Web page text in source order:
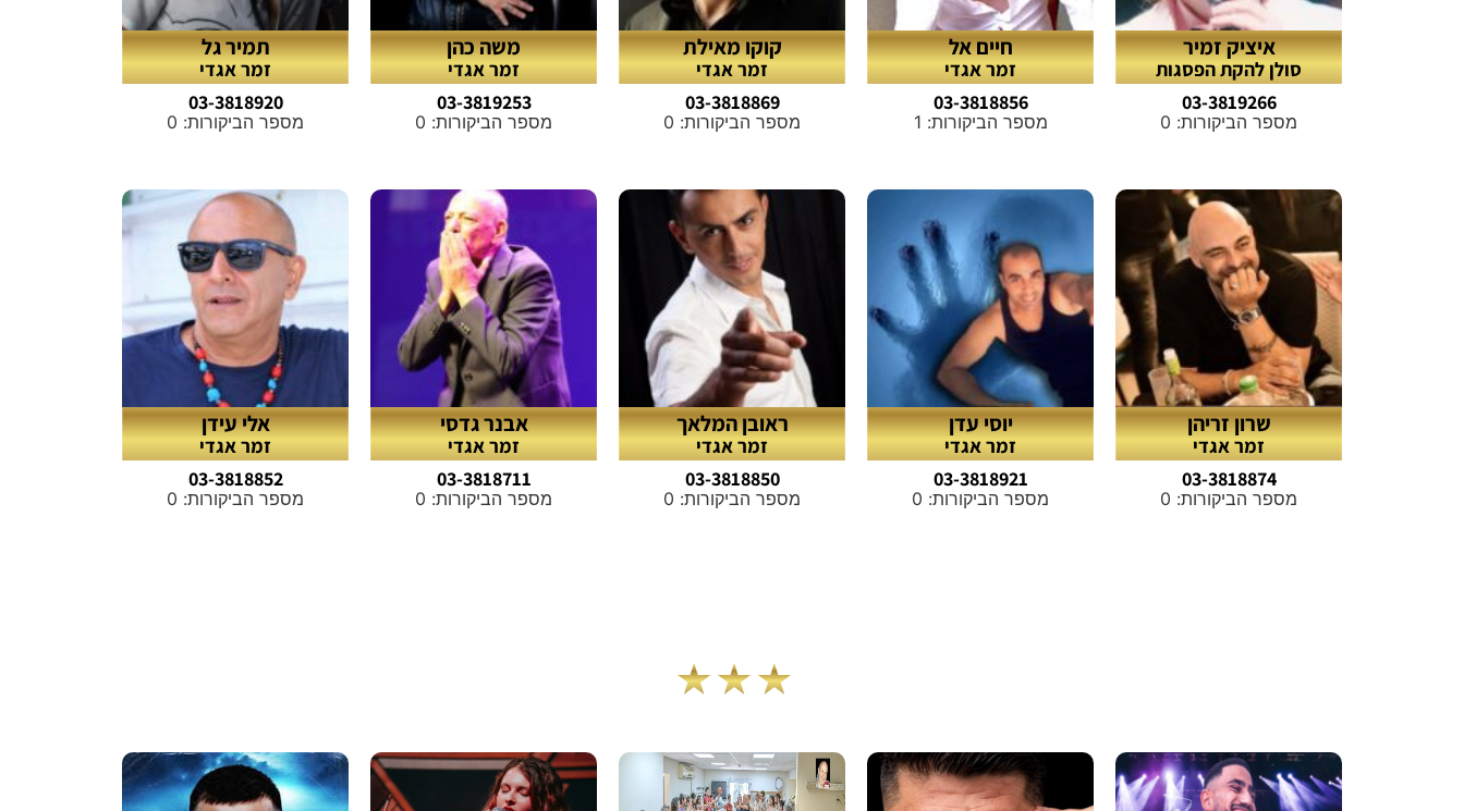
איציק זמיר
סולן להקת הפסגות
03-3819266
מספר הביקורות: 0
חיים אל
זמר אגדי
03-3818856
מספר הביקורות: 1
קוקו מאילת
זמר אגדי
03-3818869
מספר הביקורות: 0
משה כהן
זמר אגדי
03-3819253
מספר הביקורות: 0
תמיר גל
זמר אגדי
03-3818920
מספר הביקורות: 0
שרון זריהן
זמר אגדי
03-3818874
מספר הביקורות: 0
יוסי עדן
זמר אגדי
03-3818921
מספר הביקורות: 0
ראובן המלאך
זמר אגדי
03-3818850
מספר הביקורות: 0
אבנר גדסי
זמר אגדי
03-3818711
מספר הביקורות: 0
אלי עידן
זמר אגדי
03-3818852
מספר הביקורות: 0